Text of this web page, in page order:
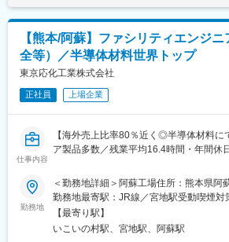
トを切りました。これまで通りオリジナ
を進めるとともに、暮らし全般を視野に
ン提案を目指して、選ばれるメーカーと
ます。
変更の範囲：会社の定める業務
・労務管理や請求業務
・酒税関連業務
・社長のスケジュール管理
・イベント企画
■組織構成：
パート含め全体で30名程の組織です。
■同社について
「自然の恩恵」「伝統文化」を大切にす
そのため日本酒とその基礎になる米と土
だわりたいと考えています！
熊本の土地、自然、水、生態系、伝統、
繋げるために、日本酒造りだけの経営で
【熊本/阿蘇】ファシリティエンジ
全等）／半導体材料世界トップ
東京応化工業株式会社
正社員 上場企業
仕事内容
【海外売上比率80％近く◎半導体材料に
ア製品多数／残業平均16.4時間・年間休
■業務内容：
・阿蘇工場の設備投資に関する業務
・設備投資に関する法冷精査
・ユーティリティ、その他設備の維持管
勤務地
＜勤務地詳細＞阿蘇工場住所：熊本県阿
勤務地最寄駅：JR線／宮地駅受動喫煙対
あり変更の範囲：会社の定める事業所
【最寄り駅】
いこいの村駅、宮地駅、阿蘇駅